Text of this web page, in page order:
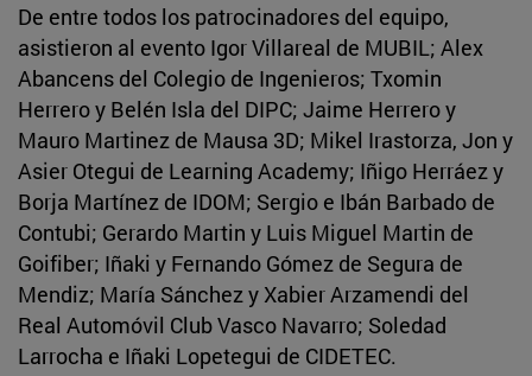
De entre todos los patrocinadores del equipo,
asistieron al evento Igor Villareal de MUBIL; Alex
Abancens del Colegio de Ingenieros; Txomin
Herrero y Belén Isla del DIPC; Jaime Herrero y
Mauro Martinez de Mausa 3D; Mikel Irastorza, Jon y
Asier Otegui de Learning Academy; Iñigo Herráez y
Borja Martínez de IDOM; Sergio e Ibán Barbado de
Contubi; Gerardo Martin y Luis Miguel Martin de
Goifiber; Iñaki y Fernando Gómez de Segura de
Mendiz; María Sánchez y Xabier Arzamendi del
Real Automóvil Club Vasco Navarro; Soledad
Larrocha e Iñaki Lopetegui de CIDETEC.